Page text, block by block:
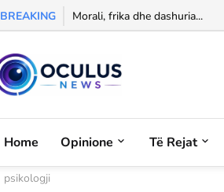
BREAKING Morali, frika dhe dashuria...
Home Opinione Të Rejat
psikologji